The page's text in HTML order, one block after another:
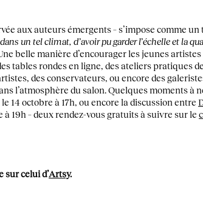
aux auteurs émergents – s’impose comme
un tel climat, d’avoir pu garder l’échelle et la
belle manière d’encourager les jeunes artistes
tables rondes en ligne, des ateliers pratiques de
des conservateurs, ou encore des
l’atmosphère du salon. Quelques moments à
le 14 octobre à 17h, ou encore la discussion entre
à 19h – deux rendez-vous gratuits à suivre sur le
sur celui d’Artsy.